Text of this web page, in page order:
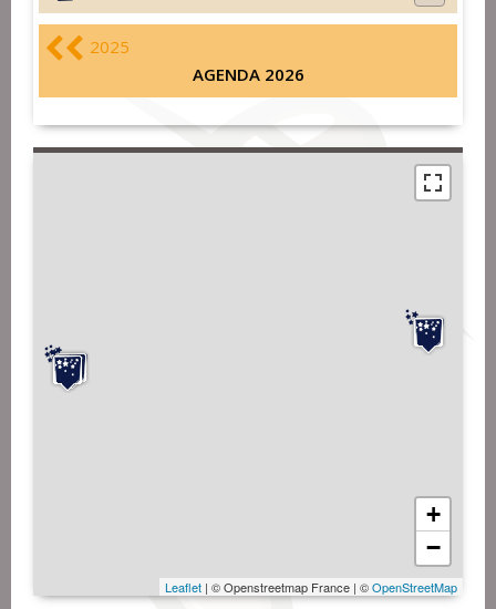
2025
AGENDA 2026
+
−
Leaflet | © Openstreetmap France | ©OpenStreetMap